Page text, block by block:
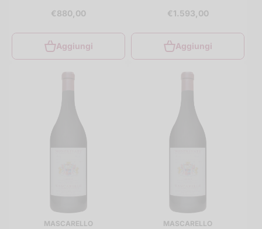
€880,00
Aggiungi
€1.593,00
Aggiungi
MASCARELLO MASCARELLO